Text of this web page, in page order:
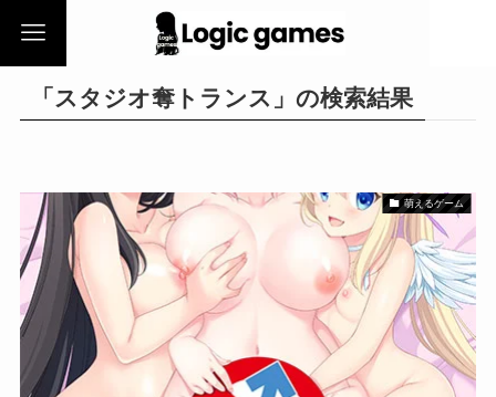
「スタジオ奪トランス」の検索結果
萌えるゲーム